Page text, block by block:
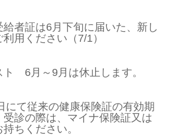
給者証は6月下旬に届いた、新し
用ください（7/1）
ト 6月～9月は休止します。
にて従来の健康保険証の有効期
受診の際は、マイナ保険証又は
ちください。